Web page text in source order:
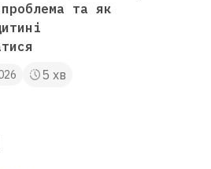
та як
5 хв